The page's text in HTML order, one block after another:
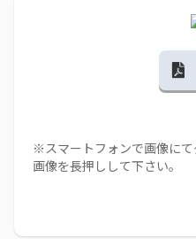
※スマートフォンで画像に
画像を長押しして下さい。